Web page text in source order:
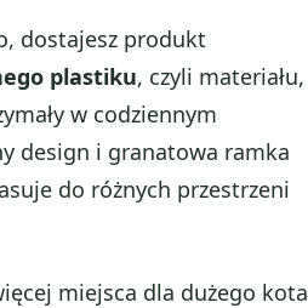
dostajesz produkt
plastiku, czyli materiału,
w codziennym
design i granatowa ramka
do różnych przestrzeni
miejsca dla dużego kota